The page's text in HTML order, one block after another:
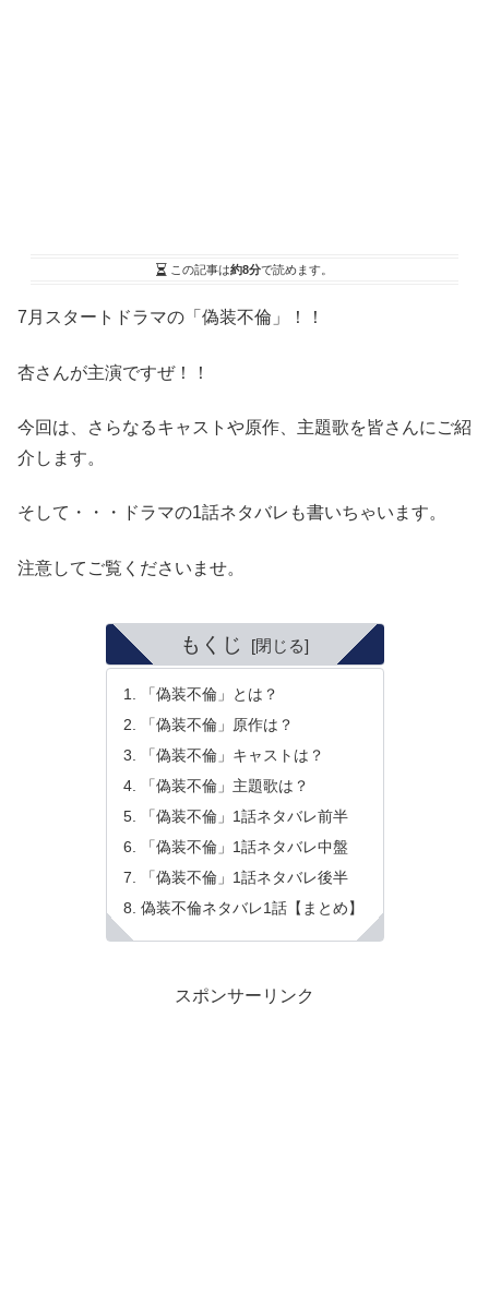
この記事は約8分で読めます。
7月スタートドラマの「偽装不倫」！！
杏さんが主演ですぜ！！
今回は、さらなるキャストや原作、主題歌を皆さんにご紹
介します。
そして・・・ドラマの1話ネタバレも書いちゃいます。
注意してご覧くださいませ。
もくじ
「偽装不倫」とは？
「偽装不倫」原作は？
「偽装不倫」キャストは？
「偽装不倫」主題歌は？
「偽装不倫」1話ネタバレ前半
「偽装不倫」1話ネタバレ中盤
「偽装不倫」1話ネタバレ後半
偽装不倫ネタバレ1話【まとめ】
スポンサーリンク